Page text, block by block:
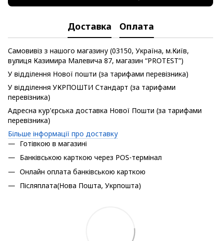
Доставка Оплата
Самовивіз з нашого магазину (03150, Україна, м.Київ,
вулиця Казимира Малевича 87, магазин “PROTEST”)
У відділення Нової пошти (за тарифами перевізника)
У відділення УКРПОШТИ Стандарт (за тарифами
перевізника)
Адресна кур'єрська доставка Нової Пошти (за тарифами
перевізника)
Більше інформації про доставку
Готівкою в магазині
Банківською карткою через POS-термінал
Онлайн оплата банківською карткою
Післяплата(Нова Пошта, Укрпошта)